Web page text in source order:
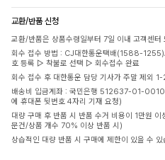
교환/반품 신청
교환/반품은 상품수령일부터 7일 이내 고객센터
회수 접수 방법 : CJ대한통운택배(1588-
호 등록 ▷ 착불로 선택 ▷ 회수접수 완료
회수 접수 후 대한통운 담당 기사가 주말 제외
배송비 입금계좌 : 국민은행 512637-01-
에 휴대폰 뒷번호 4자리 기재 요청)
대량 구매 후 반품 시 반품 수거 비용이 1만원
문건/상품 개수 70% 이상 반품 시)
상습적인 대량 반품 시 구매에 제한이 있을 수 있